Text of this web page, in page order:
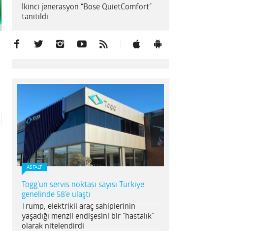
İkinci jenerasyon “Bose QuietComfort”
tanıtıldı
ASFALT
Togg’un servis noktası sayısı Türkiye
genelinde 58’e ulaştı
Trump, elektrikli araç sahiplerinin
yaşadığı menzil endişesini bir “hastalık”
olarak nitelendirdi